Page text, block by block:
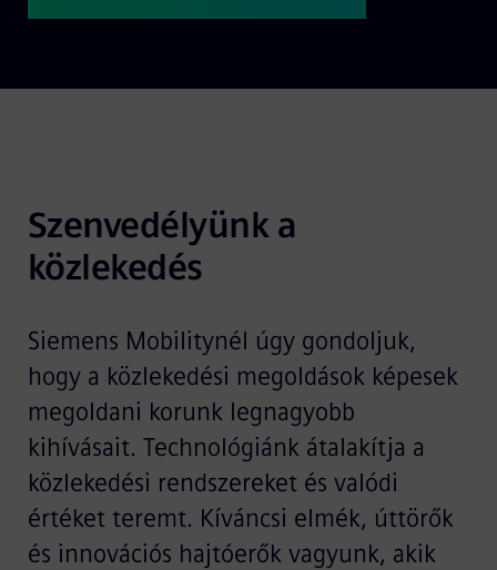
Szenvedélyünk a
közlekedés
Siemens Mobilitynél úgy gondoljuk,
hogy a közlekedési megoldások képesek
megoldani korunk legnagyobb
kihívásait. Technológiánk átalakítja a
közlekedési rendszereket és valódi
értéket teremt. Kíváncsi elmék, úttörők
és innovációs hajtóerők vagyunk, akik